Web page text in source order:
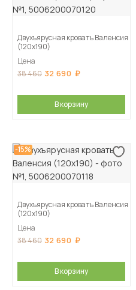
Двухъярусная кровать Валенсия
(120х190)
Цена
38 460 32 690
В корзину
-15%
Двухъярусная кровать Валенсия
(120х190)
Цена
38 460 32 690
В корзину